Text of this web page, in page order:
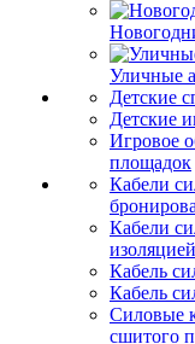
Уличные
Детские
Детские
Игровое
площадок
Кабели
Кабели
изоляцией
Кабель
Кабель
Силовые
сшитого